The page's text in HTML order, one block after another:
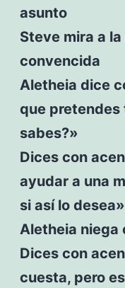
asunto
Steve mira a
convencida
Aletheia dice
que pretendes
sabes?»
Dices con
ayudar a una
si así lo desea»
Aletheia niega
Dices con
cuesta, pero